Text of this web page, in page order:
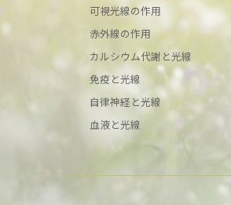
可視光線の作用
赤外線の作用
カルシウム代謝と光線
免疫と光線
自律神経と光線
血液と光線